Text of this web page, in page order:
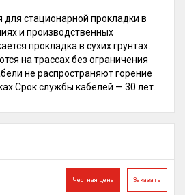
стационарной прокладки в
и производственных
прокладка в сухих грунтах.
на трассах без ограничения
не распространяют горение
службы кабелей — 30 лет.
Заказать
Честная цена